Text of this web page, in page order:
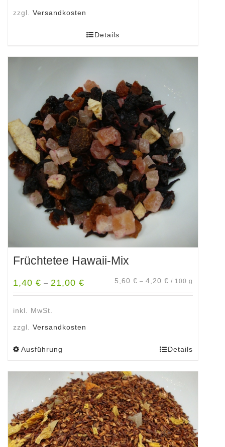
zzgl. Versandkosten
Details
Früchtetee Hawaii-Mix
1,40 € – 21,00 € 5,60 € – 4,20 € / 100 g
inkl. MwSt.
zzgl. Versandkosten
Ausführung
weist
mehrere
Varianten
auf.
Die
Optionen
Details